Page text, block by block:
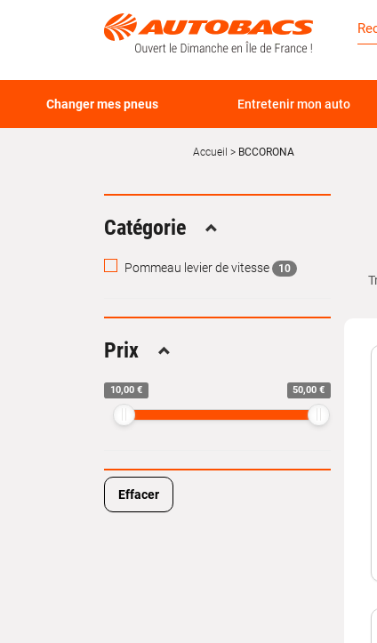
Changer mes pneus Entretenir mon auto
Accueil BCCORONA
Catégorie Replier
Pommeau levier de vitesse 10
Prix Replier
10,00 € 50,00 €
Effacer